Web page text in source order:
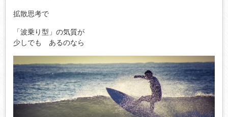
拡散思考で
「波乗り型」の気質が
少しでも あるのなら